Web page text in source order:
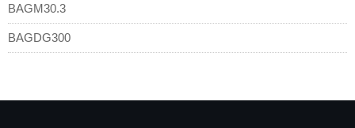
BAGM30.3
BAGDG300